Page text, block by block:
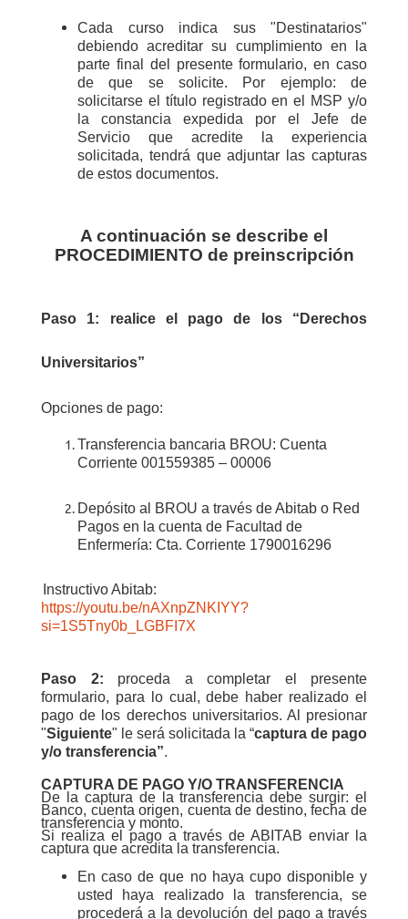
Cada curso indica sus "Destinatarios"
debiendo acreditar su cumplimiento en la
parte final del presente formulario, en caso
de que se solicite. Por ejemplo: de
solicitarse el título registrado en el MSP y/o
la constancia expedida por el Jefe de
Servicio que acredite la experiencia
solicitada, tendrá que adjuntar las capturas
de estos documentos.
A continuación se describe el
PROCEDIMIENTO de preinscripción
Paso 1: realice el pago de los “Derechos
Universitarios”
Opciones de pago:
Transferencia bancaria BROU: Cuenta
Corriente 001559385 – 00006
Depósito al BROU a través de Abitab o Red
Pagos en la cuenta de Facultad de
Enfermería: Cta. Corriente 1790016296
Instructivo Abitab:
https://youtu.be/nAXnpZNKIYY?
si=1S5Tny0b_LGBFI7X
Paso 2: proceda a completar el presente
formulario, para lo cual, debe haber realizado el
pago de los derechos universitarios. Al presionar
"Siguiente" le será solicitada la “captura de pago
y/o transferencia”.
CAPTURA DE PAGO Y/O TRANSFERENCIA
De la captura de la transferencia debe surgir: el
Banco, cuenta origen, cuenta de destino, fecha de
transferencia y monto.
Si realiza el pago a través de ABITAB enviar la
captura que acredita la transferencia.
En caso de que no haya cupo disponible y
usted haya realizado la transferencia, se
procederá a la devolución del pago a través